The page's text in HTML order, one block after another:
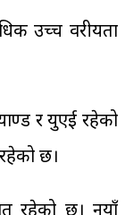
उच्च वरीयता
र युएई रहेको
छ।
रहेको छ। नयाँ